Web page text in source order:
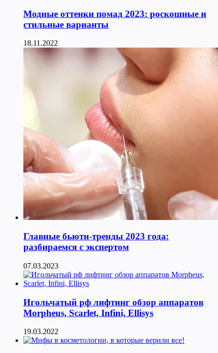
Модные оттенки помад 2023: роскошные и
стильные варианты
18.11.2022
Главные бьюти-тренды 2023 года:
разбираемся с экспертом
07.03.2023
Игольчатый рф лифтинг обзор аппаратов
Morpheus, Scarlet, Infini, Ellisys
19.03.2022